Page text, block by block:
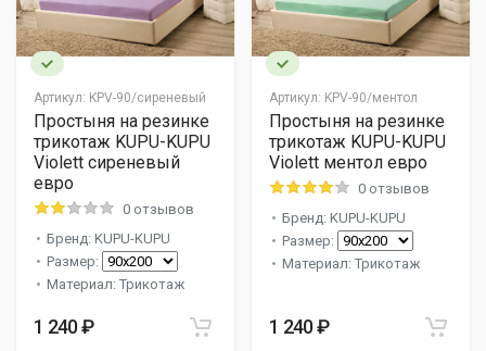
Артикул: KPV-90/сиреневый
Простыня на резинке
трикотаж KUPU-KUPU
Violett сиреневый
евро
0 отзывов
Бренд: KUPU-KUPU
Размер:
Материал: Трикотаж
1 240 ₽
Артикул: KPV-90/ментол
Простыня на резинке
трикотаж KUPU-KUPU
Violett ментол евро
0 отзывов
Бренд: KUPU-KUPU
Размер:
Материал: Трикотаж
1 240 ₽